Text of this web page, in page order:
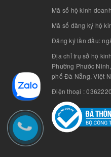
Mã số hộ kinh
Mã số đăng ký hộ
Đăng ký lần đầu:
Địa chỉ trụ sở hộ
Phường Phước
phố Đà Nẵng, Việt
Điện thoại :